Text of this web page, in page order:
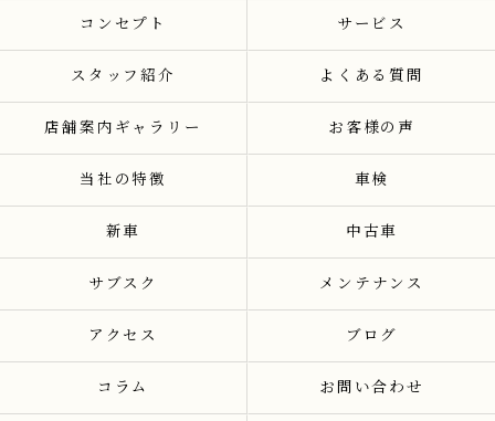
コンセプト サービス
スタッフ紹介 よくある質問
店舗案内ギャラリー お客様の声
当社の特徴 車検
新車 中古車
サブスク メンテナンス
アクセス ブログ
コラム お問い合わせ